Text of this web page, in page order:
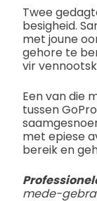
Twee
besigheid.
met joune
gehore te
vir
Een van die
tussen
met epiese
bereik en
mede-